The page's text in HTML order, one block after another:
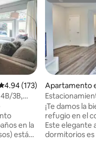
promedio: 4.94
4.94 (173)
3B,
en la
está
Apartamento
céntrica | Aire
¡Te damos la
refugio en el
Este elegante
dormitorios es